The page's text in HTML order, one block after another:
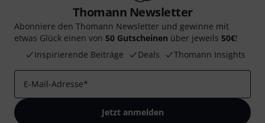
Thomann Newsletter
Abonniere den Thomann Newsletter und gewinne mit
etwas Glück einen von 50 Gutscheinen über jeweils 50€!
Inspirierende Beiträge
Deals Thomann Insights
E-Mail-Adresse*
Jetzt anmelden